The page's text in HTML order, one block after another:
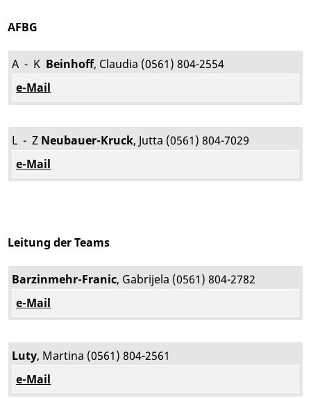
AFBG
A - K Beinhoff, Claudia (0561) 804-2554
e-Mail
L - Z Neubauer-Kruck, Jutta (0561) 804-7029
e-Mail
Leitung der Teams
Barzinmehr-Franic, Gabrijela (0561) 804-2782
e-Mail
Luty, Martina (0561) 804-2561
e-Mail